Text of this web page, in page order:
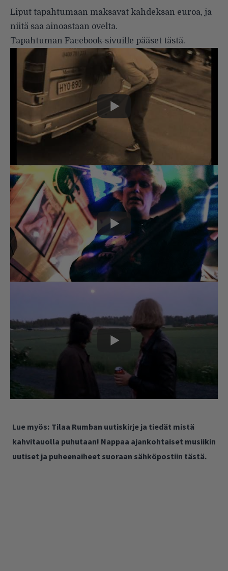
Liput tapahtumaan maksavat kahdeksan euroa, ja
niitä saa ainoastaan ovelta.
Tapahtuman Facebook-sivuille pääset tästä.
Lue myös: Tilaa Rumban uutiskirje ja tiedät mistä
kahvitauolla puhutaan! Nappaa ajankohtaiset musiikin
uutiset ja puheenaiheet suoraan sähköpostiin tästä.